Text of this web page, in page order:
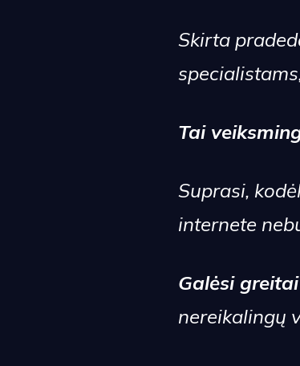
Skirta
Tai
Suprasi,
internete
Galėsi
nereikalingų